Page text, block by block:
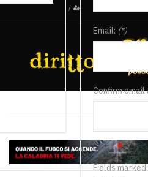
/
Email: (*)
Confirm email
Fields